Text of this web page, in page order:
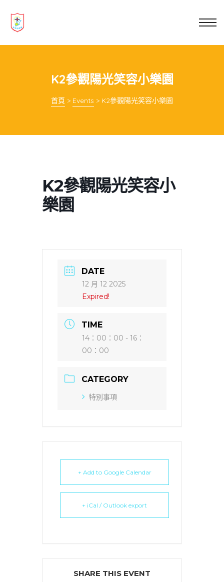
K2參觀陽光笑容小樂園
首頁 > Events > K2參觀陽光笑容小樂園
K2參觀陽光笑容小
樂園
DATE
12 月 12 2025
Expired!
TIME
14：00：00 - 16：
00：00
CATEGORY
特別事項
+ Add to Google Calendar
+ iCal / Outlook export
SHARE THIS EVENT
教育